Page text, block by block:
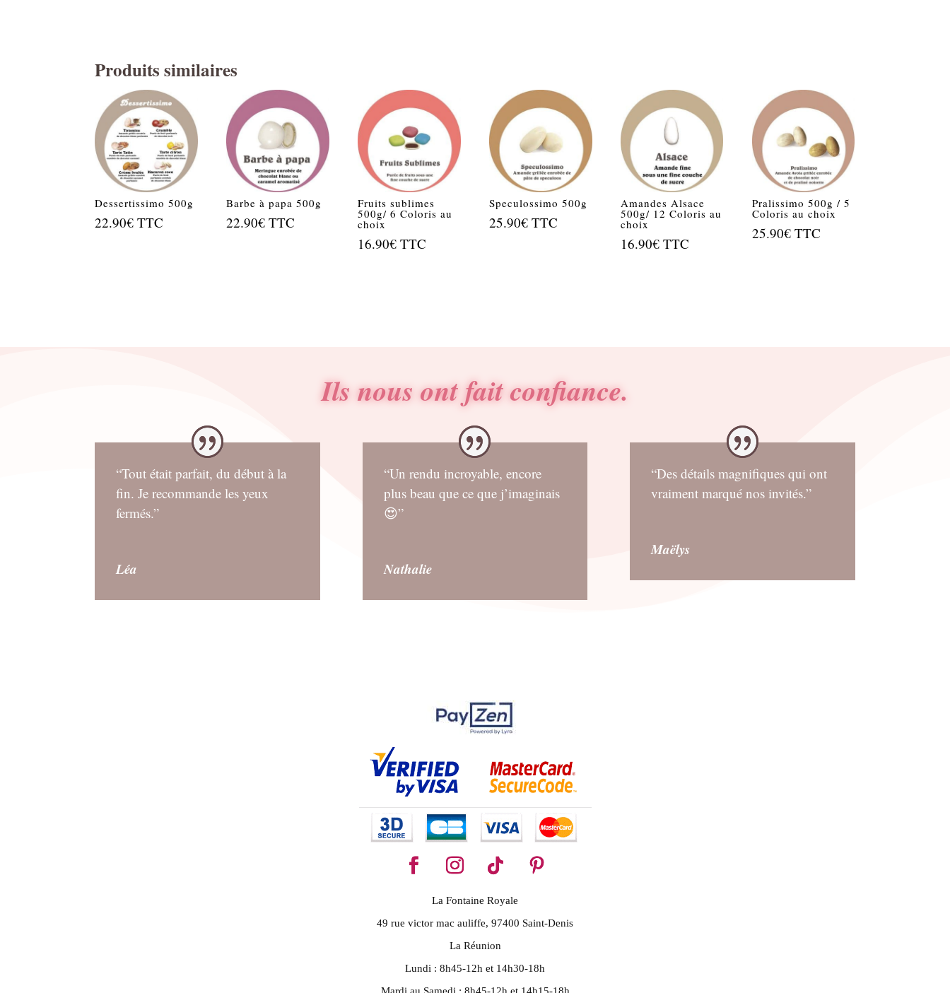
Produits similaires
Dessertissimo 500g
22.90€ TTC
Barbe à papa 500g
22.90€ TTC
Fruits sublimes
500g/ 6 Coloris au
choix
16.90€ TTC
Speculossimo 500g
25.90€ TTC
Amandes Alsace
500g/ 12 Coloris au
choix
16.90€ TTC
Pralissimo 500g / 5
Coloris au choix
25.90€ TTC
Ils nous ont fait confiance.
“Tout était parfait, du début à la
fin. Je recommande les yeux
fermés.”
Léa
“Un rendu incroyable, encore
plus beau que ce que j’imaginais
😍”
Nathalie
“Des détails magnifiques qui ont
vraiment marqué nos invités.”
Maëlys
La Fontaine Royale
49 rue victor mac auliffe, 97400 Saint-Denis
La Réunion
Lundi : 8h45-12h et 14h30-18h